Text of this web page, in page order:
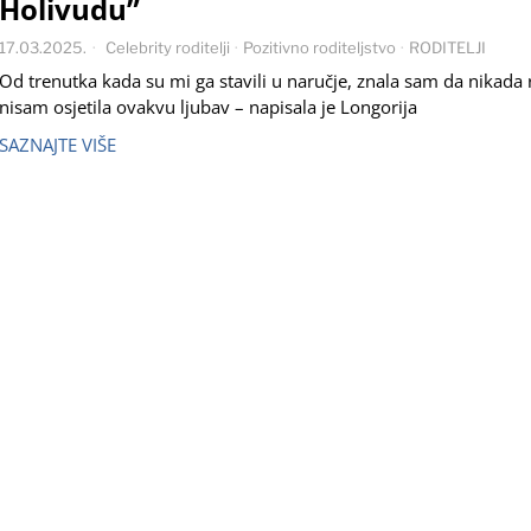
Holivudu”
17.03.2025. Celebrity roditelji · Pozitivno roditeljstvo · RODITELJI
Od trenutka kada su mi ga stavili u naručje, znala sam da nikada
nisam osjetila ovakvu ljubav – napisala je Longorija
SAZNAJTE VIŠE